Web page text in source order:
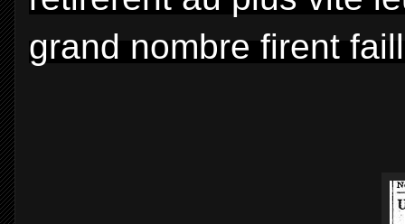
grand nombre firent